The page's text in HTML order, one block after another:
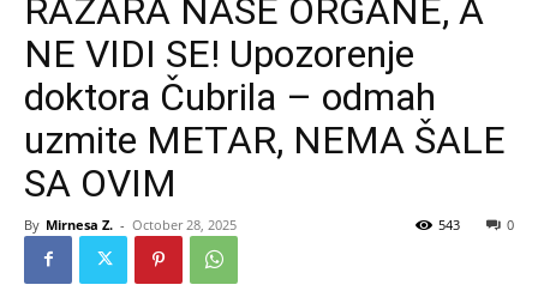
RAZARA NAŠE ORGANE, A
NE VIDI SE! Upozorenje
doktora Čubrila – odmah
uzmite METAR, NEMA ŠALE
SA OVIM
By Mirnesa Z. - October 28, 2025 0
543